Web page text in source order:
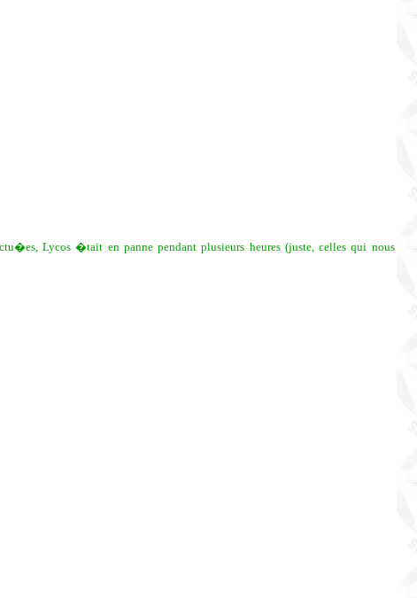
Lycos �tait en panne pendant plusieurs heures (juste, celles qui nous